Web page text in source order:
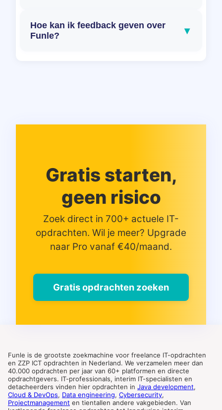
Hoe kan ik feedback geven over
Funle?
▾
Gratis starten,
geen risico
Zoek direct in 700+ actuele IT-
opdrachten. Wil je meer? Upgrade
naar Pro vanaf €40/maand.
Gratis opdrachten zoeken
Funle is de grootste zoekmachine voor freelance IT-opdrachten
en ZZP ICT opdrachten in Nederland. We verzamelen meer dan
40.000 opdrachten per jaar van 60+ platformen en directe
opdrachtgevers. IT-professionals, interim IT-specialisten en
detacheerders vinden hier opdrachten in Java development,
Cloud & DevOps, Data engineering, Cybersecurity,
Projectmanagement en tientallen andere vakgebieden. Van